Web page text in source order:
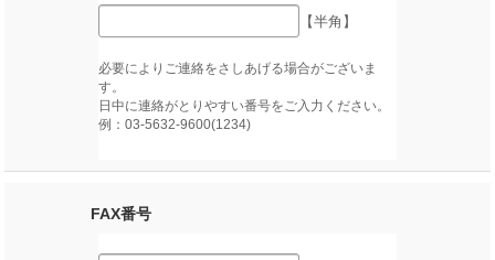
【半角】
必要によりご連絡をさしあげる場合がございま
す。
日中に連絡がとりやすい番号をご入力ください。
例：03-5632-9600(1234)
FAX番号